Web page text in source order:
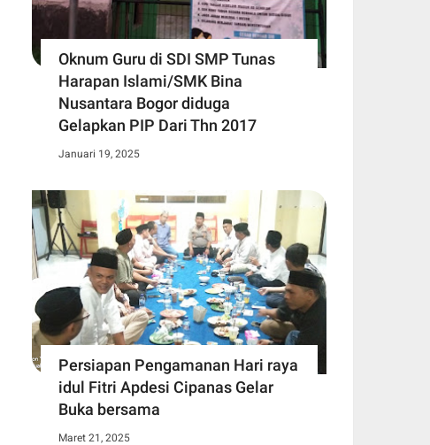
Oknum Guru di SDI SMP Tunas
Harapan Islami/SMK Bina
Nusantara Bogor diduga
Gelapkan PIP Dari Thn 2017
Januari 19, 2025
Persiapan Pengamanan Hari raya
idul Fitri Apdesi Cipanas Gelar
Buka bersama
Maret 21, 2025